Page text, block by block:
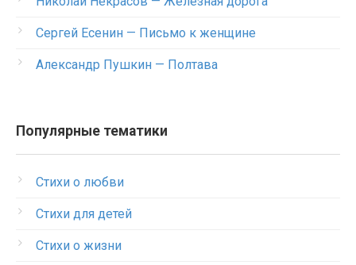
Сергей Есенин — Письмо к женщине
Александр Пушкин — Полтава
Популярные тематики
Стихи о любви
Стихи для детей
Стихи о жизни